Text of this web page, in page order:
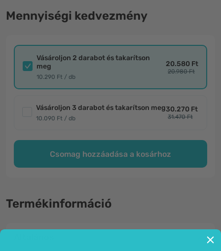
Mennyiségi kedvezmény
Vásároljon 2 darabot és takarítson
meg
10.290 Ft / db
20.580 Ft
20.980 Ft
Vásároljon 3 darabot és takarítson meg
10.090 Ft / db
30.270 Ft
31.470 Ft
Csomag hozzáadása a kosárhoz
Termékinformáció